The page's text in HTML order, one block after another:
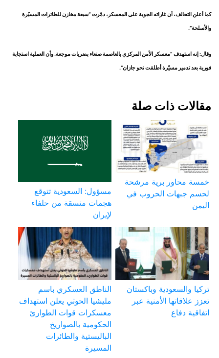
كما أعلن التحالف، أن غاراته الجوية على المعسكر، دمّرت “سبعة مخازن للطائرات المسيّرة
والأسلحة”.
وقال: إنه استهدف “معسكر الأمن المركزي بالعاصمة صنعاء بضربات موجعة. وأن العملية استجابة
فورية بعد تدمير مسيّرة أطلقت نحو جازان”.
مقالات ذات صلة
خمسة محاور برية مرشحة
لحسم جبهات الحروب في
اليمن
مسؤول: السعودية تتوقع
هجمات منسقة من حلفاء
لإيران
تركيا والسعودية وباكستان
تعزز علاقاتها الأمنية عبر
اتفاقية دفاع
الناطق العسكري باسم
مليشيا الحوثي يعلن استهداف
معسكرات قوات الطوارئ
الحكومية بالصواريخ
الباليستية والطائرات
المسيرة